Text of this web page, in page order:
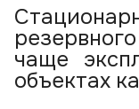
чаще
объектах